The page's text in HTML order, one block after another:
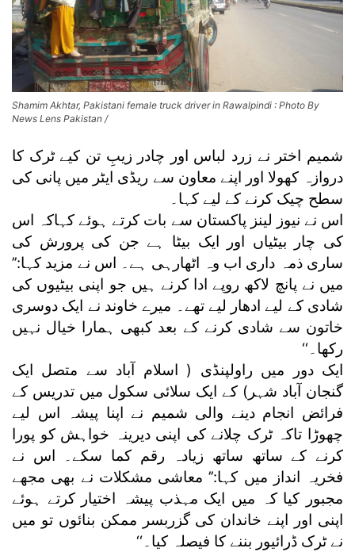
Shamim Akhtar, Pakistani female truck driver in Rawalpindi : Photo By
News Lens Pakistan /
شمیم اختر نے زرد لباس اور چادر زیبِ تن کیے ٹرک کا
دروازہ کھولا اور اپنے معاون سے ریڈی ایٹر میں پانی کی
سطح چیک کرنے کے لیے کہا۔
اس نے نیوز لینز پاکستان سے بات کرتے ہوئے کہاکہ اس
کی چار بیٹیاں اور ایک بیٹا ہے جن کی پرورش کی
ساری ذمہ داری اب وہ اٹھارہی ہے۔ اس نے مزید کہا:’’
میں نے پانچ لاکھ روپے ادا کرنے ہیں جو اپنی بیٹیوں کی
شادی کے لیے ادھار لیے تھے۔ میرے خاوند نے ایک دوسری
خاتون سے شادی کرنے کے بعد کبھی ہمارا خیال نہیں
رکھا۔‘‘
ایک دور میں راولپنڈی ( اسلام آباد سے متصل ایک
گنجان آباد شہر) کے ایک سلائی سکول میں تدریس کے
فرائض انجام دینے والی شمیم نے اپنا پیشہ اس لیے
چھوڑا تاکہ ٹرک چلانے کی اپنی دیرینہ خواہش کو پورا
کرنے کے ساتھ ساتھ زیادہ رقم کما سکے۔ اس نے
فخریہ انداز میں کہا:’’ معاشی مشکلات نے بھی مجھے
مجبور کیا کہ میں ایک مہذب پیشہ اختیار کرتے ہوئے
اپنی اور اپنے خاندان کی گزربسر ممکن بنائوں تو میں
نے ٹرک ڈرائیور بننے کا فیصلہ کیا۔‘‘